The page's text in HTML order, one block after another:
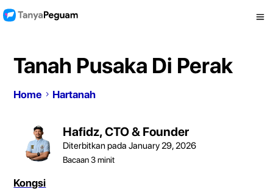
Tanah Pusaka Di Perak
Home Hartanah
Hafidz, CTO & Founder
Diterbitkan pada January 29, 2026
Bacaan3minit
Kongsi